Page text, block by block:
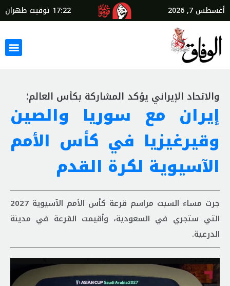
أغسطس 7, 2026 17:22 توقيت طهران
والاتحاد الإيراني يؤكد المشاركة بكأس العالم؛
إيران مع سوريا والصين
وقيرغيزيا في كأس الأمم
الآسيوية لكرة القدم
جرت مساء السبت مراسم قرعة كأس الأمم الآسيوية 2027
التي ستجري في السعودية، وأقيمت القرعة في مدينة
الدرعية.